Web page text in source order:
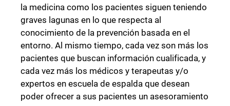
la medicina como los pacientes siguen teniendo
graves lagunas en lo que respecta al
conocimiento de la prevención basada en el
entorno. Al mismo tiempo, cada vez son más los
pacientes que buscan información cualificada, y
cada vez más los médicos y terapeutas y/o
expertos en escuela de espalda que desean
poder ofrecer a sus pacientes un asesoramiento